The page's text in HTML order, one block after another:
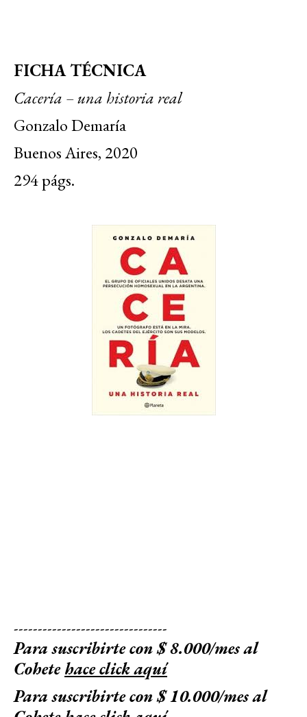
FICHA TÉCNICA
Cacería – una historia real
Gonzalo Demaría
Buenos Aires, 2020
294 págs.
--------------------------------
Para suscribirte con $ 8.000/mes al
Cohetehace click aquí
Para suscribirte con $ 10.000/mes al